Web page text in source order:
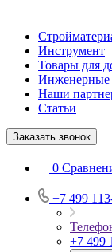
Инструмент
Товары для
Инженерные
Наши
Статьи
Заказать звонок
0
+7 499
+7 499